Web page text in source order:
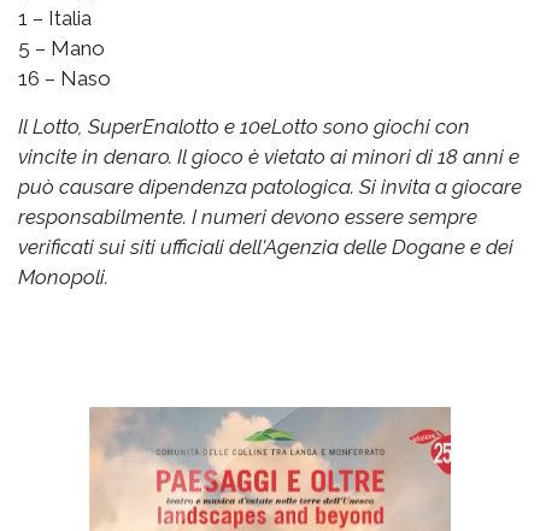
1 – Italia
5 – Mano
16 – Naso
Il Lotto, SuperEnalotto e 10eLotto sono giochi con
vincite in denaro. Il gioco è vietato ai minori di 18 anni e
può causare dipendenza patologica. Si invita a giocare
responsabilmente. I numeri devono essere sempre
verificati sui siti ufficiali dell'Agenzia delle Dogane e dei
Monopoli.